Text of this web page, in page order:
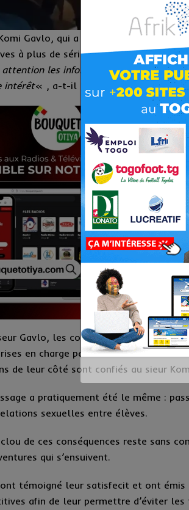
Gavlo, qui a ouvert les travaux.
à plus de sérieux lors des
les informations qui seront
intérêt« , a-t-il déclaré.
Gavlo, les communications ont été
en charge par mesdames Amêvi
de leur côté sont confiés au sieur
a pratiquement été le même :
sexuelles entre élèves.
de ces conséquences reste sans
qui s’ensuivent.
témoigné leur satisfecit et ont
afin de leur permettre d’éviter